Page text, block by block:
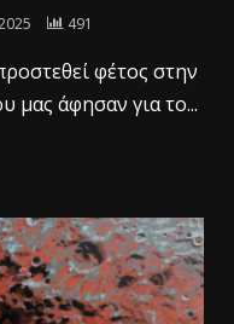
491
φέτος στην
μας άφησαν για το...